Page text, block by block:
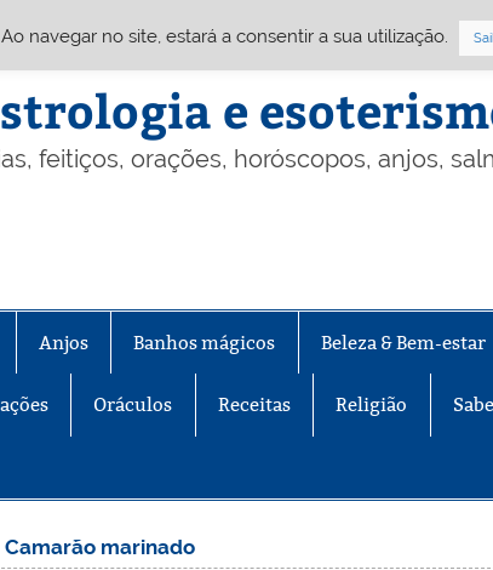
e
feitiços, orações, horóscopos, anjos,
Anjos Banhos mágicos Beleza & Bem-estar
Oráculos Receitas Religião
Camarão marinado
navegar no site, estará a consentir a sua utilização.